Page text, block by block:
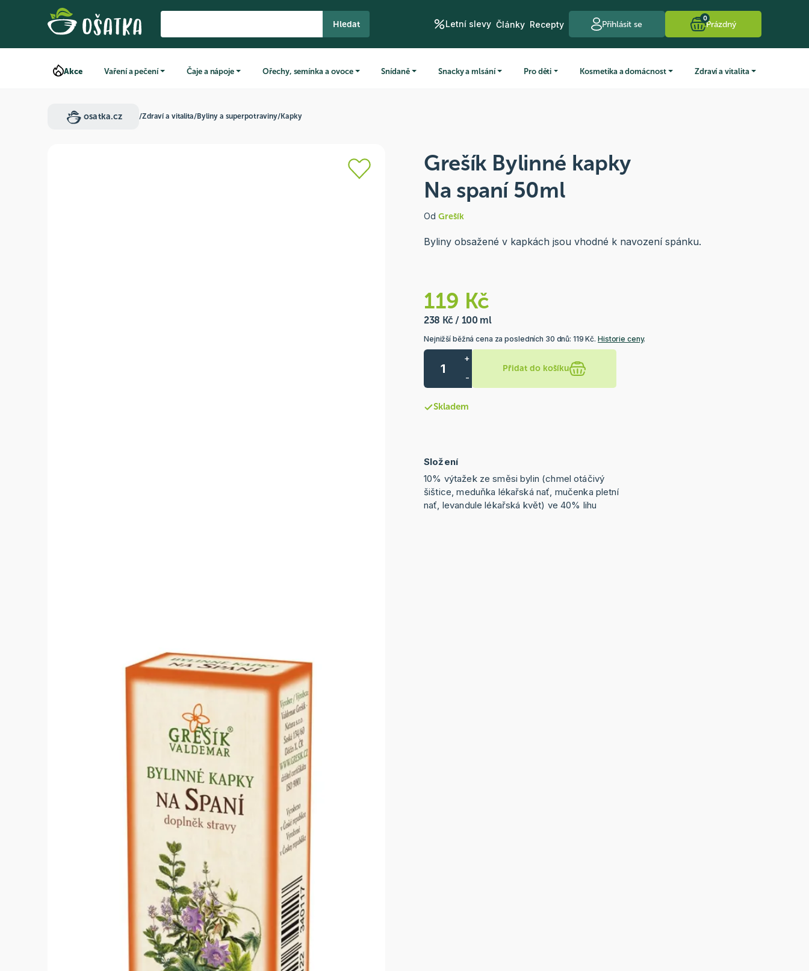
Hledat Letní slevy Články Recepty Přihlásit se
0
Prázdný
Akce Vaření a pečení Čaje a nápoje Ořechy, semínka a ovoce Snídaně Snacky a mlsání Pro děti Kosmetika a domácnost Zdraví a vitalita
osatka.cz /Zdraví a vitalita/Byliny a superpotraviny/Kapky
Grešík Bylinné kapky
Na spaní 50ml
Od Grešík
Byliny obsažené v kapkách jsou vhodné k navození spánku.
119 Kč
238 Kč / 100 ml
Nejnižší běžná cena za posledních 30 dnů: 119 Kč.Historie ceny.
+
-
Přidat do košíku
Skladem
Složení
10% výtažek ze směsi bylin (chmel otáčivý
šištice, meduňka lékařská nať, mučenka pletní
nať, levandule lékařská květ) ve 40% lihu